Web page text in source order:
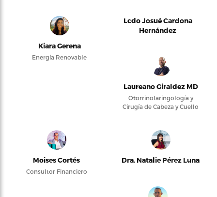
Kiara Gerena
Energía Renovable
Lcdo Josué Cardona
Hernández
Laureano Giraldez MD
Otorrinolaringología y
Cirugía de Cabeza y Cuello
Moises Cortés
Consultor Financiero
Dra. Natalie Pérez Luna